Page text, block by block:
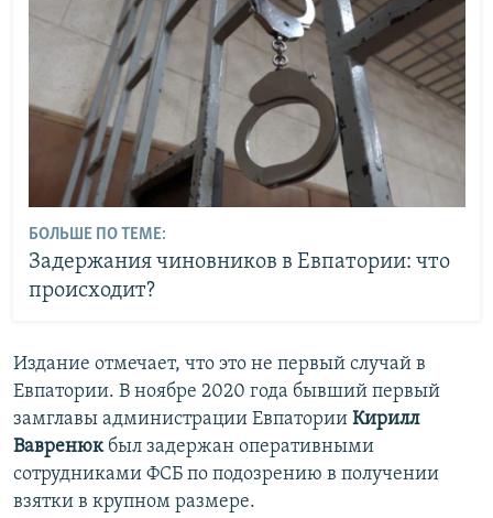
БОЛЬШЕ ПО ТЕМЕ:
Задержания чиновников в Евпатории: что
происходит?
Издание отмечает, что это не первый случай в
Евпатории. В ноябре 2020 года бывший первый
замглавы администрации Евпатории Кирилл
Вавренюкбыл задержан оперативными
сотрудниками ФСБ по подозрению в получении
взятки в крупном размере.